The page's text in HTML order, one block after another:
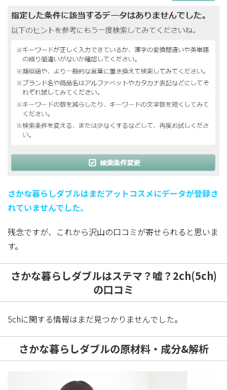
さかな暮らしダブルはまだアットコスメにデータが登録さ
れていませんでした。
残念ですが、これから沢山の口コミが寄せられると思いま
す。
さかな暮らしダブルはステマ？嘘？2ch(5ch)
の口コミ
5chに関する情報はまだ見つかりませんでした。
さかな暮らしダブルの原材料・成分&解析